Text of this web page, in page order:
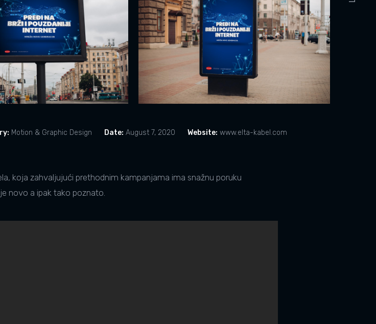
Motion & Graphic Design Date: August 7, 2020 Website: www.elta-kabel.com
koja zahvaljujući prethodnim kampanjama ima snažnu poruku
novo a ipak tako poznato.